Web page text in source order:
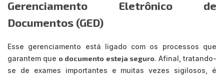
Gerenciamento Eletrônico de
Documentos (GED)
Esse gerenciamento está ligado com os processos que
garantem que o documento esteja seguro. Afinal, tratando-
se de exames importantes e muitas vezes sigilosos, é